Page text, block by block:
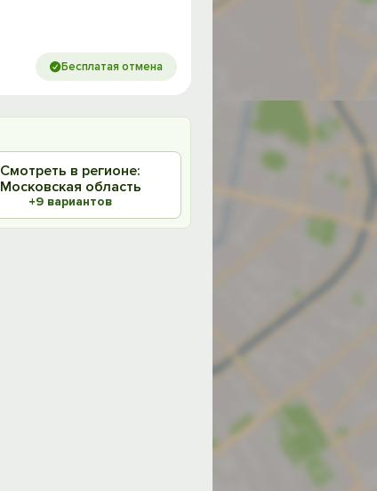
Бесплатая отмена
Смотреть в регионе:
Московская область
+9 вариантов